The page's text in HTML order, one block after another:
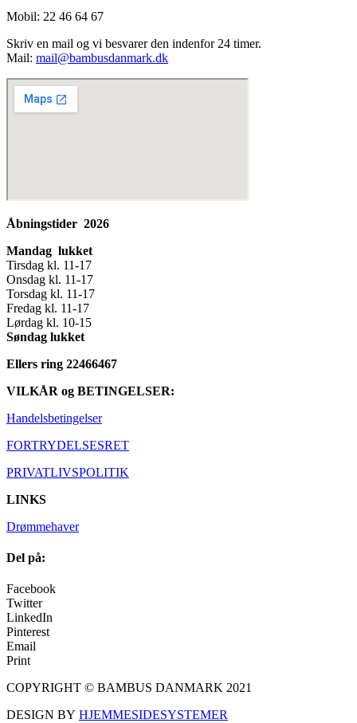
Mobil: 22 46 64 67
Skriv en mail og vi besvarer den indenfor 24 timer.
Mail: mail@bambusdanmark.dk
Åbningstider 2026
Mandag lukket
Tirsdag kl. 11-17
Onsdag kl. 11-17
Torsdag kl. 11-17
Fredag kl. 11-17
Lørdag kl. 10-15
Søndag lukket
Ellers ring 22466467
VILKÅR og BETINGELSER:
Handelsbetingelser
FORTRYDELSESRET
PRIVATLIVSPOLITIK
LINKS
Drømmehaver
Del på:
Facebook
Twitter
LinkedIn
Pinterest
Email
Print
COPYRIGHT © BAMBUS DANMARK 2021
DESIGN BY HJEMMESIDESYSTEMER